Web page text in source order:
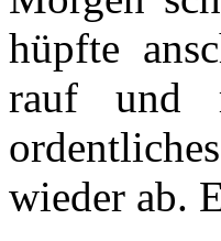
hüpfte
rauf und
wieder ab.